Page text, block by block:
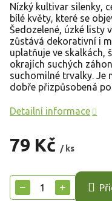
79 Kč / ks
cena:
+
−
Nízký kultivar silenky,
bílé květy, které se
Šedozelené, úzké listy
zůstává dekorativní i
uplatňuje ve skalkách,
okrajích suchých
suchomilné trvalky. Je
dobře přizpůsobená
Detailní informace